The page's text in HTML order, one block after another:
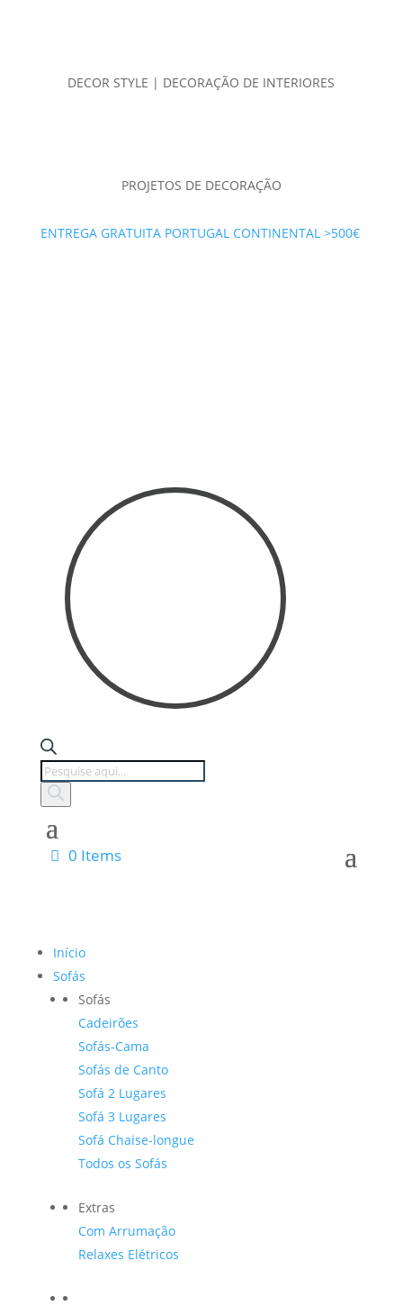
DECOR STYLE | DECORAÇÃO DE INTERIORES
PROJETOS DE DECORAÇÃO
ENTREGA GRATUITA PORTUGAL CONTINENTAL >500€
Products
search
0 Items
Início
Sofás
Sofás
Cadeirões
Sofás-Cama
Sofás de Canto
Sofá 2 Lugares
Sofá 3 Lugares
Sofá Chaise-longue
Todos os Sofás
Extras
Com Arrumação
Relaxes Elétricos